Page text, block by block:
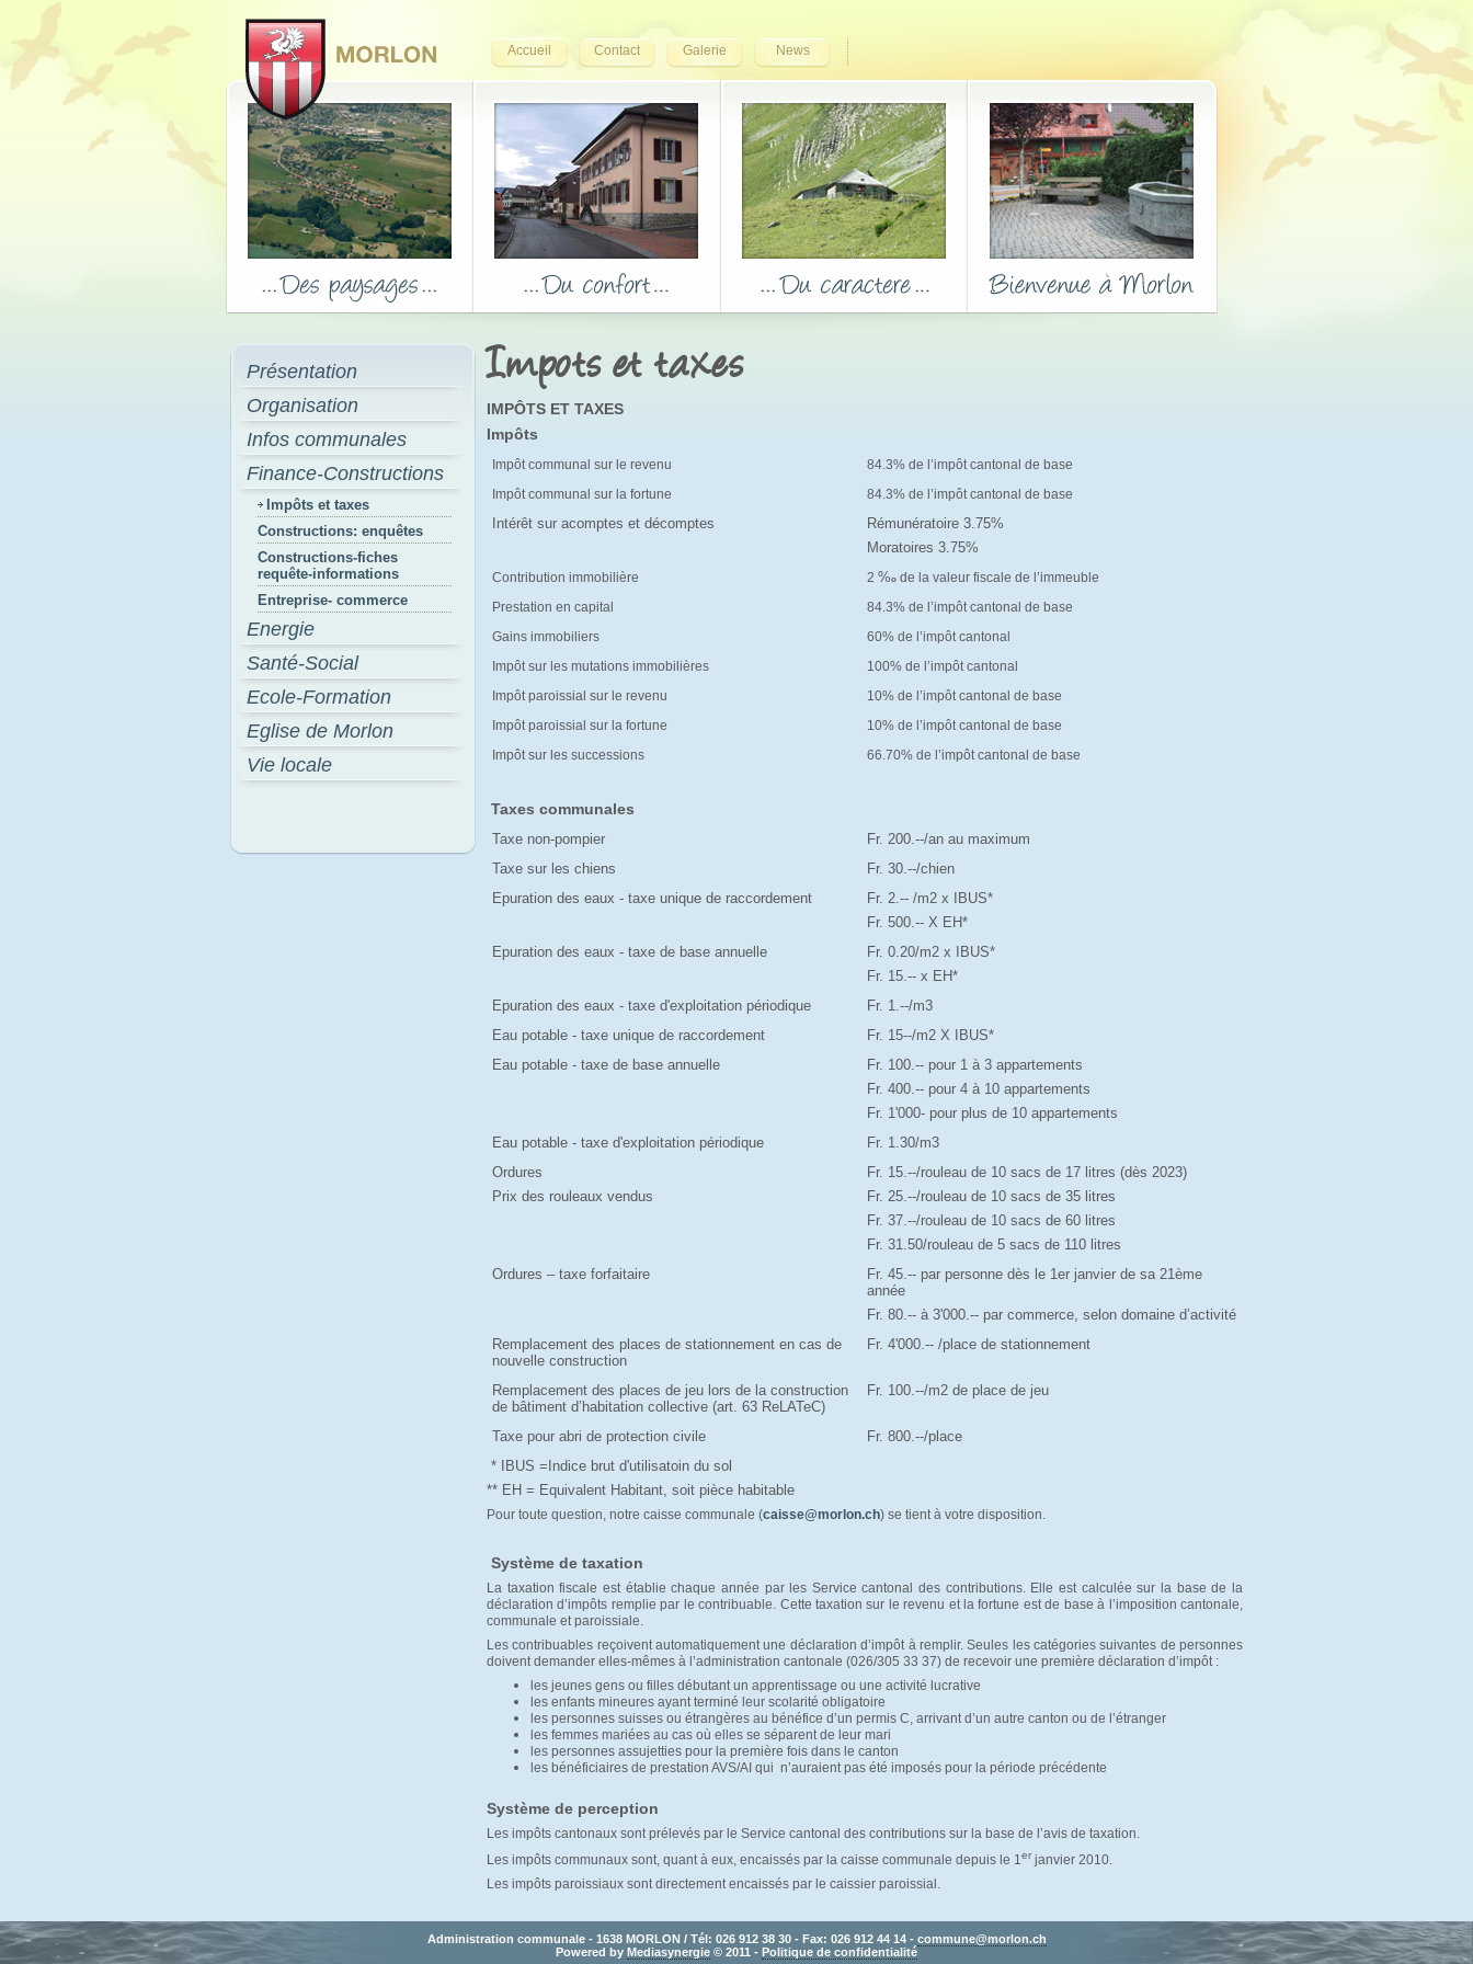
Accueil Contact Galerie News
Présentation
Organisation
Infos communales
Finance-Constructions
Impôts et taxes
Constructions: enquêtes
Constructions-fiches
requête-informations
Entreprise- commerce
Energie
Santé-Social
Ecole-Formation
Eglise de Morlon
Vie locale
Impots et taxes
IMPÔTS ET TAXES
Impôts
Impôt communal sur le revenu
84.3% de l’impôt cantonal de base
Impôt communal sur la fortune
84.3% de l’impôt cantonal de base
Intérêt sur acomptes et décomptes
Rémunératoire 3.75%
Moratoires 3.75%
Contribution immobilière 2 %o de la valeur fiscale de l’immeuble
Prestation en capital
84.3% de l’impôt cantonal de base
Gains immobiliers
60% de l’impôt cantonal
Impôt sur les mutations immobilières
100% de l’impôt cantonal
Impôt paroissial sur le revenu
10% de l’impôt cantonal de base
Impôt paroissial sur la fortune
10% de l’impôt cantonal de base
Impôt sur les successions
66.70% de l’impôt cantonal de base
Taxes communales
Taxe non-pompier
Fr. 200.--/an au maximum
Taxe sur les chiens
Fr. 30.--/chien
Epuration des eaux - taxe unique de raccordement
Fr. 2.-- /m2 x IBUS*
Fr. 500.-- X EH*
Epuration des eaux - taxe de base annuelle
Fr. 0.20/m2 x IBUS*
Fr. 15.-- x EH*
Epuration des eaux - taxe d'exploitation périodique
Fr. 1.--/m3
Eau potable - taxe unique de raccordement
Fr. 15--/m2 X IBUS*
Eau potable - taxe de base annuelle
Fr. 100.-- pour 1 à 3 appartements
Fr. 400.-- pour 4 à 10 appartements
Fr. 1'000- pour plus de 10 appartements
Eau potable - taxe d'exploitation périodique
Fr. 1.30/m3
Ordures
Prix des rouleaux vendus
Fr. 15.--/rouleau de 10 sacs de 17 litres (dès 2023)
Fr. 25.--/rouleau de 10 sacs de 35 litres
Fr. 37.--/rouleau de 10 sacs de 60 litres
Fr. 31.50/rouleau de 5 sacs de 110 litres
Ordures – taxe forfaitaire
Fr. 45.-- par personne dès le 1er janvier de sa 21ème
année
Fr. 80.-- à 3'000.-- par commerce, selon domaine d’activité
Remplacement des places de stationnement en cas de
nouvelle construction
Fr. 4'000.-- /place de stationnement
Remplacement des places de jeu lors de la construction
de bâtiment d’habitation collective (art. 63 ReLATeC)
Fr. 100.--/m2 de place de jeu
Taxe pour abri de protection civile
Fr. 800.--/place
* IBUS =Indice brut d'utilisatoin du sol
** EH = Equivalent Habitant, soit pièce habitable
Pour toute question, notre caisse communale (caisse@morlon.ch) se tient à votre disposition.
Système de taxation
La taxation fiscale est établie chaque année par les Service cantonal des contributions. Elle est calculée sur la base de la
déclaration d’impôts remplie par le contribuable. Cette taxation sur le revenu et la fortune est de base à l’imposition cantonale,
communale et paroissiale.
Les contribuables reçoivent automatiquement une déclaration d’impôt à remplir. Seules les catégories suivantes de personnes
doivent demander elles-mêmes à l’administration cantonale (026/305 33 37) de recevoir une première déclaration d’impôt :
les jeunes gens ou filles débutant un apprentissage ou une activité lucrative
les enfants mineures ayant terminé leur scolarité obligatoire
les personnes suisses ou étrangères au bénéfice d’un permis C, arrivant d’un autre canton ou de l’étranger
les femmes mariées au cas où elles se séparent de leur mari
les personnes assujetties pour la première fois dans le canton
les bénéficiaires de prestation AVS/AI qui n’auraient pas été imposés pour la période précédente
Système de perception
Les impôts cantonaux sont prélevés par le Service cantonal des contributions sur la base de l’avis de taxation.
Les impôts communaux sont, quant à eux, encaissés par la caisse communale depuis le 1er janvier 2010.
Les impôts paroissiaux sont directement encaissés par le caissier paroissial .
Administration communale - 1638 MORLON / Tél: 026 912 38 30 - Fax: 026 912 44 14 - commune@morlon.ch
Powered by Mediasynergie © 2011 - Politique de confidentialité